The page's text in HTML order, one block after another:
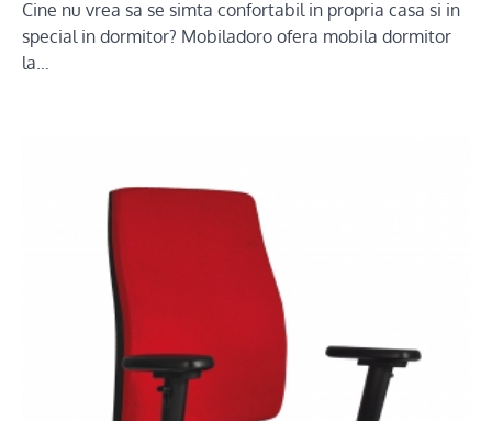
Cine nu vrea sa se simta confortabil in propria casa si in
special in dormitor? Mobiladoro ofera mobila dormitor
la…